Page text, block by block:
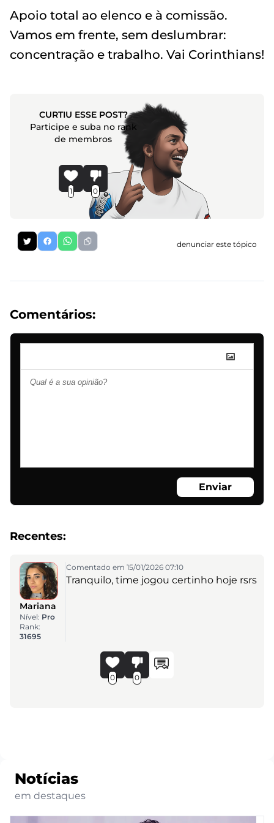
Apoio total ao elenco e à comissão.
Vamos em frente, sem deslumbrar:
concentração e trabalho. Vai Corinthians!
CURTIU ESSE POST?
Participe e suba no rank
de membros
1 0
denunciar este tópico
Comentários:
Enviar
Recentes:
Mariana
Nível: Pro
Rank:
31695
Comentado em 15/01/2026 07:10
Tranquilo, time jogou certinho hoje rsrs
0 0
Notícias
em destaques